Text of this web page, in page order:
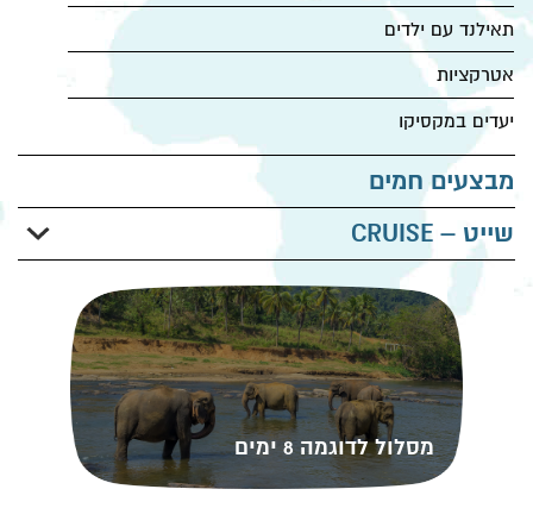
תאילנד עם ילדים
אטרקציות
יעדים במקסיקו
מבצעים חמים
שייט – CRUISE
Royal Caribbean
Carnival
מסלול לדוגמה 8 ימים